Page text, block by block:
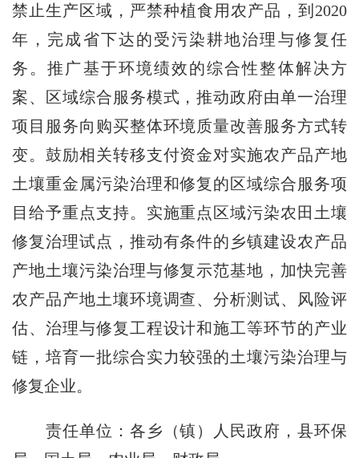
禁止生产区域，严禁种植食用农产品，到2020
年，完成省下达的受污染耕地治理与修复任
务。推广基于环境绩效的综合性整体解决方
案、区域综合服务模式，推动政府由单一治理
项目服务向购买整体环境质量改善服务方式转
变。鼓励相关转移支付资金对实施农产品产地
土壤重金属污染治理和修复的区域综合服务项
目给予重点支持。实施重点区域污染农田土壤
修复治理试点，推动有条件的乡镇建设农产品
产地土壤污染治理与修复示范基地，加快完善
农产品产地土壤环境调查、分析测试、风险评
估、治理与修复工程设计和施工等环节的产业
链，培育一批综合实力较强的土壤污染治理与
修复企业。
责任单位：各乡（镇）人民政府，县环保